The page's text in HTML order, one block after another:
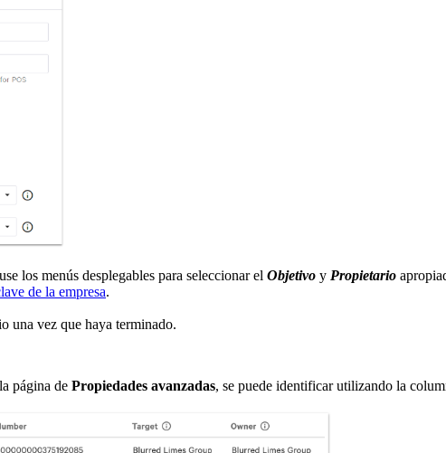
los menús desplegables para seleccionar el Objetivo y Propietario
de la empresa.
una vez que haya terminado.
página de Propiedades avanzadas, se puede identificar utilizando la